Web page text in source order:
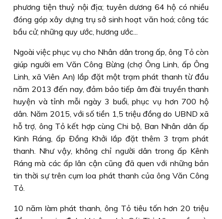
phương tiện thuỷ nội địa; tuyên dương 64 hộ có nhiều
đóng góp xây dựng trụ sở sinh hoạt văn hoá; công tác
bầu cử; những quy ước, hương ước...
Ngoài việc phục vụ cho Nhân dân trong ấp, ông Tỏ còn
giúp người em Văn Công Bừng (chợ Ông Linh, ấp Ông
Linh, xã Viên An) lắp đặt một trạm phát thanh từ đầu
năm 2013 đến nay, đảm bảo tiếp âm đài truyền thanh
huyện và tỉnh mỗi ngày 3 buổi, phục vụ hơn 700 hộ
dân. Năm 2015, với số tiền 1,5 triệu đồng do UBND xã
hỗ trợ, ông Tỏ kết hợp cùng Chi bộ, Ban Nhân dân ấp
Kinh Ráng, ấp Ðồng Khởi lắp đặt thêm 3 trạm phát
thanh. Như vậy, không chỉ người dân trong ấp Kênh
Ráng mà các ấp lân cận cũng đã quen với những bản
tin thời sự trên cụm loa phát thanh của ông Văn Công
Tỏ.
10 năm làm phát thanh, ông Tỏ tiêu tốn hơn 20 triệu